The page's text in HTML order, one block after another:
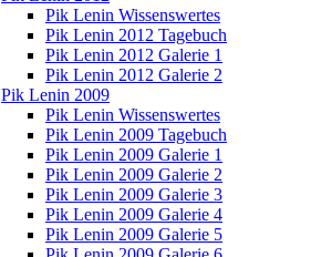
Pik Lenin Wissenswertes
Pik Lenin 2012 Tagebuch
Pik Lenin 2012 Galerie 1
Pik Lenin 2012 Galerie 2
Pik Lenin 2009
Pik Lenin Wissenswertes
Pik Lenin 2009 Tagebuch
Pik Lenin 2009 Galerie 1
Pik Lenin 2009 Galerie 2
Pik Lenin 2009 Galerie 3
Pik Lenin 2009 Galerie 4
Pik Lenin 2009 Galerie 5